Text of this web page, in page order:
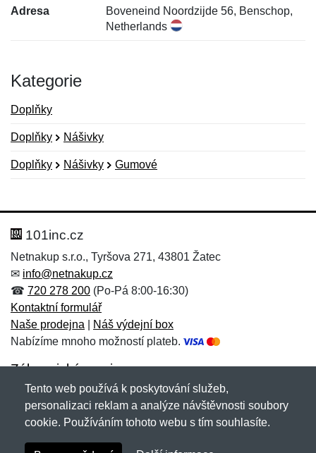
Adresa
Boveneind Noordzijde 56, Benschop,
Netherlands
Kategorie
Doplňky
Doplňky Nášivky
Doplňky Nášivky Gumové
Hodnocení:
Jméno: *
Zpráva*
Jméno:
E-mail:*
101inc.cz
Netnakup s.r.o., Tyršova 271, 43801 Žatec
✉ info@netnakup.cz
☎ 720 278 200 (Po-Pá 8:00-16:30)
Kontaktní formulář
Naše prodejna
Náš výdejní box
Nabízíme mnoho možností plateb.
Zákaznický servis
Novinky emailem
Tento web používá k poskytování služeb,
personalizaci reklam a analýze návštěvnosti soubory
cookie. Používáním tohoto webu s tím souhlasíte.